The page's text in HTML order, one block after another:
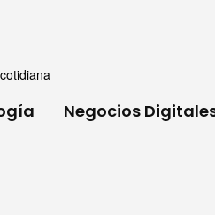
Negocios